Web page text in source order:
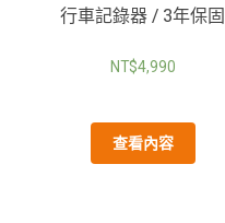
行車記錄器 / 3年保固
NT$4,990
查看內容